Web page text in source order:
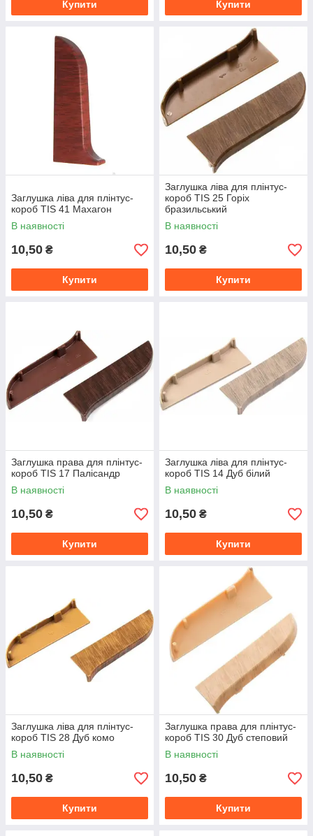
Купити Купити
Заглушка ліва для плінтус-
короб TIS 41 Махагон
В наявності
10,50 ₴
Купити
Заглушка ліва для плінтус-
короб TIS 25 Горіх
бразильський
В наявності
10,50 ₴
Купити
Заглушка права для плінтус-
короб TIS 17 Палісандр
В наявності
10,50 ₴
Купити
Заглушка ліва для плінтус-
короб TIS 14 Дуб білий
В наявності
10,50 ₴
Купити
Заглушка ліва для плінтус-
короб TIS 28 Дуб комо
В наявності
10,50 ₴
Купити
Заглушка права для плінтус-
короб TIS 30 Дуб степовий
В наявності
10,50 ₴
Купити